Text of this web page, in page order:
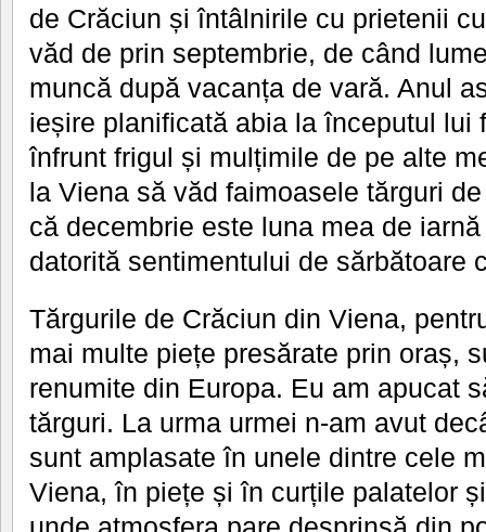
de Crăciun și întâlnirile cu prietenii
văd de prin septembrie, de când
muncă după vacanța de vară. Anul
ieșire planificată abia la începutul lui
înfrunt frigul și mulțimile de pe alte
la Viena să văd faimoasele tărguri
că decembrie este luna mea de
datorită sentimentului de sărbătoare
Tărgurile de Crăciun din Viena,
mai multe piețe presărate prin oraș,
renumite din Europa. Eu am apucat
tărguri. La urma urmei n-am avut
sunt amplasate în unele dintre cele
Viena, în piețe și în curțile palatelor